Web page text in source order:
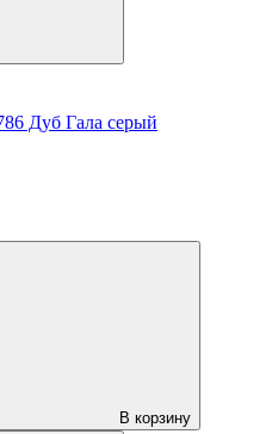
Дуб Гала серый
В корзину